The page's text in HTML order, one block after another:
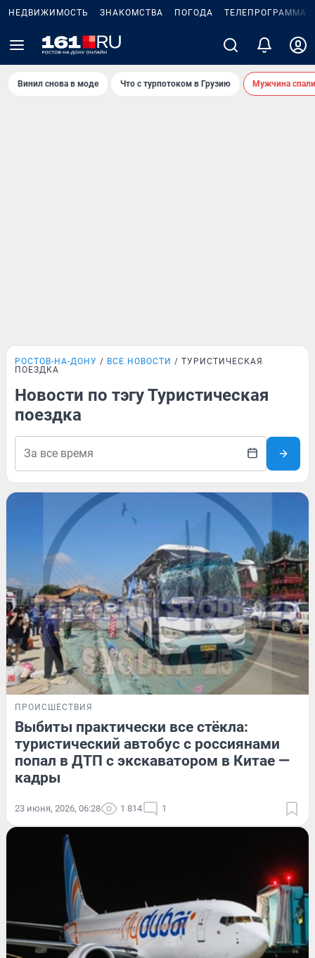
НЕДВИЖИМОСТЬ ЗНАКОМСТВА ПОГОДА ТЕЛЕПРОГРАММА
Винил снова в моде Что с турпотоком в Грузию Мужчина
РОСТОВ-НА-ДОНУ ВСЕ НОВОСТИ
ТУРИСТИЧЕСКАЯ
ПОЕЗДКА
Новости по тэгу Туристическая
поездка
ПРОИСШЕСТВИЯ
Выбиты практически все стёкла:
туристический автобус с россиянами
попал в ДТП с экскаватором в Китае —
кадры
23 июня, 2026, 06:28 1 814 1